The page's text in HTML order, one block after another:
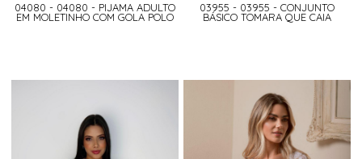
04080 - 04080 - PIJAMA ADULTO
EM MOLETINHO COM GOLA POLO
03955 - 03955 - CONJUNTO
BÁSICO TOMARA QUE CAIA